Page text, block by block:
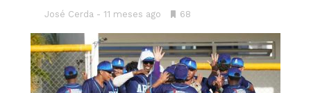
José Cerda 11 meses ago
•68